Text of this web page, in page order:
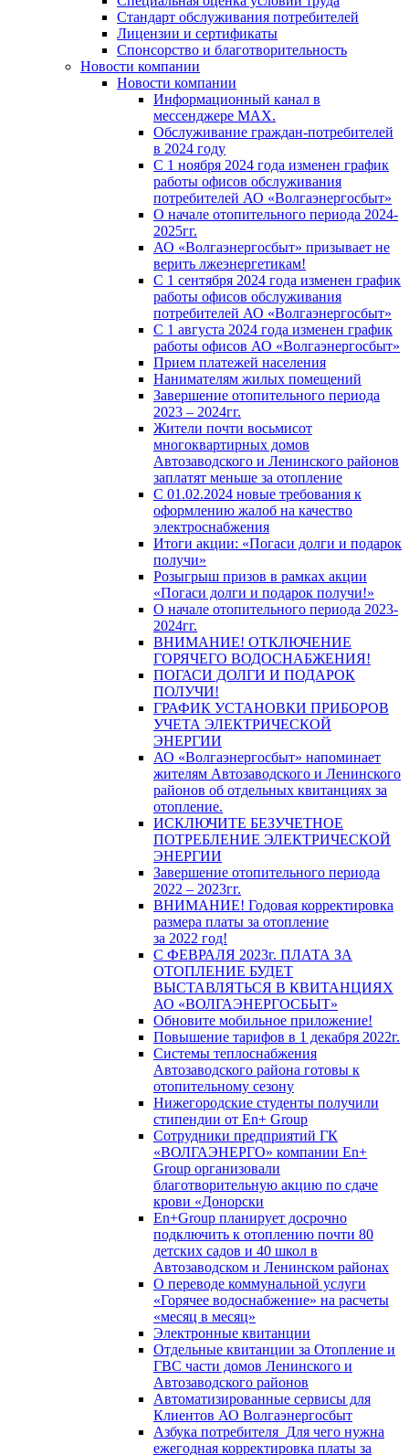
Стандарт обслуживания потребителей
Лицензии и сертификаты
Спонсорство и благотворительность
Новости компании
Новости компании
Информационный канал в
мессенджере MAX.
Обслуживание граждан-потребителей
в 2024 году
С 1 ноября 2024 года изменен график
работы офисов обслуживания
потребителей АО «Волгаэнергосбыт»
О начале отопительного периода 2024-
2025гг.
АО «Волгаэнергосбыт» призывает не
верить лжеэнергетикам!
С 1 сентября 2024 года изменен график
работы офисов обслуживания
потребителей АО «Волгаэнергосбыт»
С 1 августа 2024 года изменен график
работы офисов АО «Волгаэнергосбыт»
Прием платежей населения
Нанимателям жилых помещений
Завершение отопительного периода
2023 – 2024гг.
Жители почти восьмисот
многоквартирных домов
Автозаводского и Ленинского районов
заплатят меньше за отопление
С 01.02.2024 новые требования к
оформлению жалоб на качество
электроснабжения
Итоги акции: «Погаси долги и подарок
получи»
Розыгрыш призов в рамках акции
«Погаси долги и подарок получи!»
О начале отопительного периода 2023-
2024гг.
ВНИМАНИЕ! ОТКЛЮЧЕНИЕ
ГОРЯЧЕГО ВОДОСНАБЖЕНИЯ!
ПОГАСИ ДОЛГИ И ПОДАРОК
ПОЛУЧИ!
ГРАФИК УСТАНОВКИ ПРИБОРОВ
УЧЕТА ЭЛЕКТРИЧЕСКОЙ
ЭНЕРГИИ
АО «Волгаэнергосбыт» напоминает
жителям Автозаводского и Ленинского
районов об отдельных квитанциях за
отопление.
ИСКЛЮЧИТЕ БЕЗУЧЕТНОЕ
ПОТРЕБЛЕНИЕ ЭЛЕКТРИЧЕСКОЙ
ЭНЕРГИИ
Завершение отопительного периода
2022 – 2023гг.
ВНИМАНИЕ! Годовая корректировка
размера платы за отопление
за 2022 год!
С ФЕВРАЛЯ 2023г. ПЛАТА ЗА
ОТОПЛЕНИЕ БУДЕТ
ВЫСТАВЛЯТЬСЯ В КВИТАНЦИЯХ
АО «ВОЛГАЭНЕРГОСБЫТ»
Обновите мобильное приложение!
Повышение тарифов в 1 декабря 2022г.
Системы теплоснабжения
Автозаводского района готовы к
отопительному сезону
Нижегородские студенты получили
стипендии от En+ Group
Сотрудники предприятий ГК
«ВОЛГАЭНЕРГО» компании En+
Group организовали
благотворительную акцию по сдаче
крови «Донорски
En+Group планирует досрочно
подключить к отоплению почти 80
детских садов и 40 школ в
Автозаводском и Ленинском районах
О переводе коммунальной услуги
«Горячее водоснабжение» на расчеты
«месяц в месяц»
Электронные квитанции
Отдельные квитанции за Отопление и
ГВС части домов Ленинского и
Автозаводского районов
Автоматизированные сервисы для
Клиентов АО Волгаэнергосбыт
Азбука потребителя_Для чего нужна
ежегодная корректировка платы за